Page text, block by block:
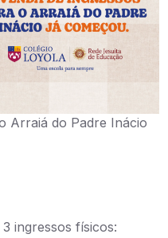
Arraiá do Padre Inácio
ingressos físicos: